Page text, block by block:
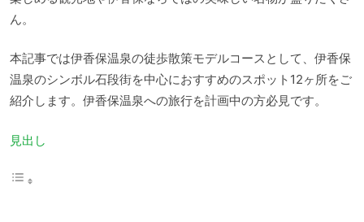
ん。
本記事では伊香保温泉の徒歩散策モデルコースとして、伊香保
温泉のシンボル石段街を中心におすすめのスポット12ヶ所をご
紹介します。伊香保温泉への旅行を計画中の方必見です。
見出し